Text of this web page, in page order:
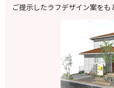
ご提示したラフデザイン案をも